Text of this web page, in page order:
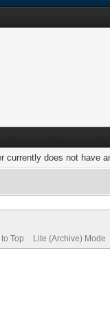
currently does not have
Top Lite (Archive) Mode